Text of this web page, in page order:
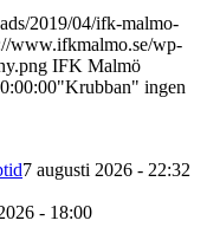
2019/04/ifk-malmo-
www.ifkmalmo.se/wp-
IFK Malmö
"Krubban" ingen
7 augusti 2026 - 22:32
- 18:00